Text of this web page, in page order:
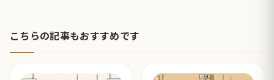
こちらの記事もおすすめです